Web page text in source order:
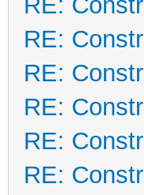
RE:
RE:
RE:
RE:
RE: